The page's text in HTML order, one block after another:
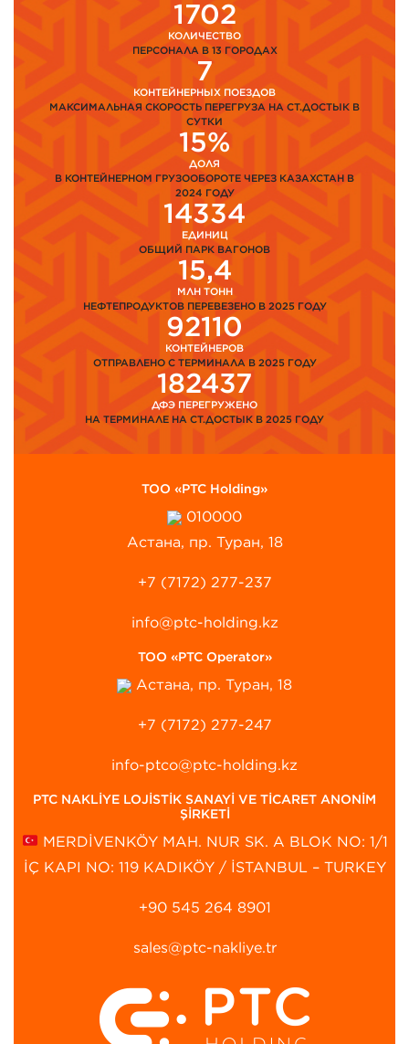
1702
КОЛИЧЕСТВО
ПЕРСОНАЛА В 13 ГОРОДАХ
7
КОНТЕЙНЕРНЫХ ПОЕЗДОВ
МАКСИМАЛЬНАЯ СКОРОСТЬ ПЕРЕГРУЗА НА СТ.ДОСТЫК В
СУТКИ
15%
ДОЛЯ
В КОНТЕЙНЕРНОМ ГРУЗООБОРОТЕ ЧЕРЕЗ КАЗАХСТАН В
2024 ГОДУ
14334
ЕДИНИЦ
ОБЩИЙ ПАРК ВАГОНОВ
15,4
МЛН ТОНН
НЕФТЕПРОДУКТОВ ПЕРЕВЕЗЕНО В 2025 ГОДУ
92110
КОНТЕЙНЕРОВ
ОТПРАВЛЕНО С ТЕРМИНАЛА В 2025 ГОДУ
182437
ДФЭ ПЕРЕГРУЖЕНО
НА ТЕРМИНАЛЕ НА СТ.ДОСТЫК В 2025 ГОДУ
ТОО «PTC Holding»
010000
Астана, пр. Туран, 18
+7 (7172) 277-237
info@ptc-holding.kz
ТОО «PTC Operator»
Астана, пр. Туран, 18
+7 (7172) 277-247
info-ptco@ptc-holding.kz
PTC NAKLİYE LOJİSTİK SANAYİ VE TİCARET ANONİM
ŞİRKETİ
MERDİVENKÖY MAH. NUR SK. A BLOK NO: 1/1
İÇ KAPI NO: 119 KADIKÖY / İSTANBUL – TURKEY
+90 545 264 8901‬
sales@ptc-nakliye.tr